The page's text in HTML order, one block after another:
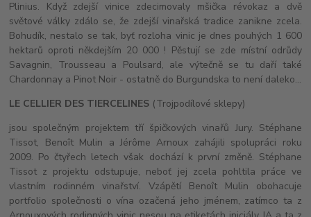
Plinius. Když zdejší vinice zdecimovaly mšička révokaz a dvě
světové války zdálo se, že zdejší vinařská tradice zanikne zcela.
Bohudík, nestalo se tak, byť rozloha vinic je dnes pouhých 1 600
hektarů oproti někdejším 20 000 ! Pěstují se zde místní odrůdy
Savagnin, Trousseau a Poulsard, ale výtečně se tu daří také
Chardonnay a Pinot Noir - ostatně do Burgundska to není daleko...
LE CELLIER DES TIERCELINES (Trojpodílové sklepy)
jsou společným projektem tří špičkových vinařů Jury. Stéphane
Tissot, Benoît Mulin a Jérôme Arnoux zahájili spolupráci roku
2009. Po čtyřech letech však dochází k první změně. Stéphane
Tissot z projektu odstupuje, neboť jej zcela pohltila práce ve
vlastním rodinném vinařství. Vzápětí Benoît Mulin obohacuje
portfolio společnosti o vína ozačená jeho jménem, zatímco ta z